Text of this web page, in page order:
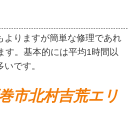
よりますが簡単な修理であれ
す。基本的には平均1時間以
です。
市北村吉荒エリ